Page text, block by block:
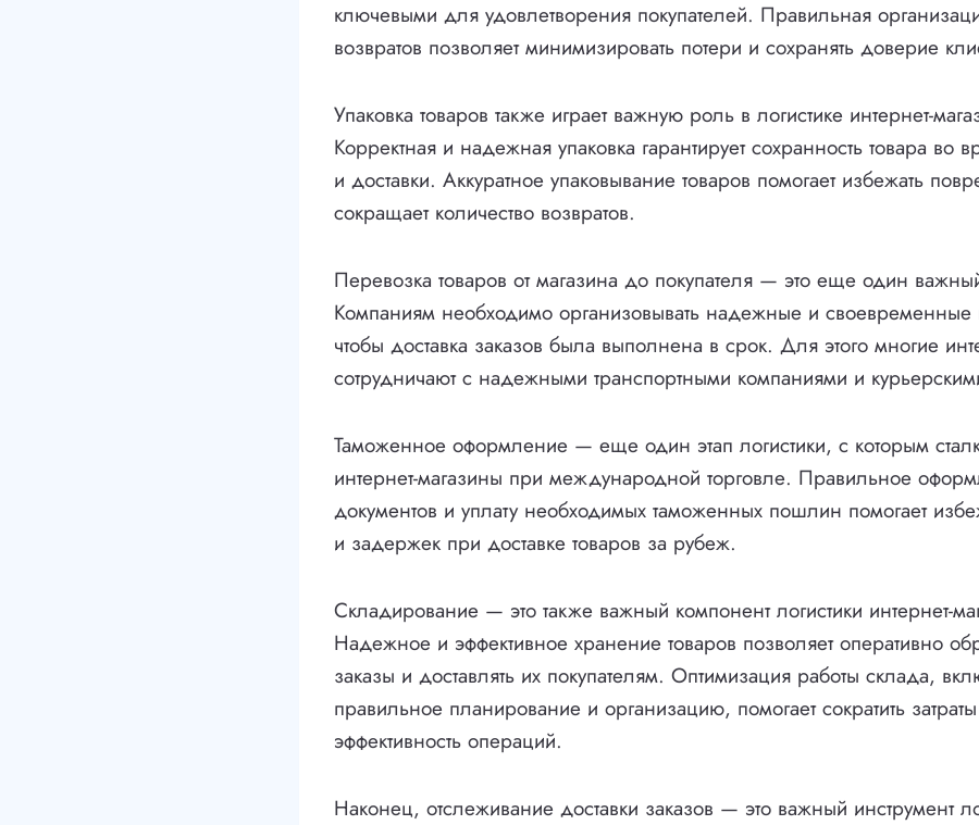
ключевыми для удовлетворения покупателей. Правильная
возвратов позволяет минимизировать потери и сохранять доверие
Упаковка товаров также играет важную роль в логистике интернет-
Корректная и надежная упаковка гарантирует сохранность товара во
и доставки. Аккуратное упаковывание товаров помогает избежать
сокращает количество возвратов.
Перевозка товаров от магазина до покупателя — это еще один важный
Компаниям необходимо организовывать надежные и своевременные
чтобы доставка заказов была выполнена в срок. Для этого многие
сотрудничают с надежными транспортными компаниями и
Таможенное оформление — еще один этап логистики, с которым
интернет-магазины при международной торговле. Правильное
документов и уплату необходимых таможенных пошлин помогает
и задержек при доставке товаров за рубеж.
Складирование — это также важный компонент логистики интернет-
Надежное и эффективное хранение товаров позволяет оперативно
заказы и доставлять их покупателям. Оптимизация работы склада,
правильное планирование и организацию, помогает сократить
эффективность операций.
Наконец, отслеживание доставки заказов — это важный инструмент